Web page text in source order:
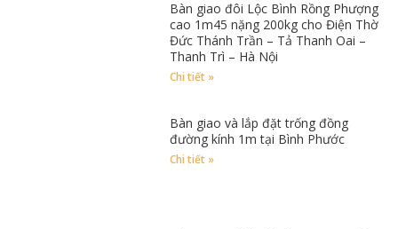
Bàn giao đôi Lộc Bình Rồng Phượng
cao 1m45 nặng 200kg cho Điện Thờ
Đức Thánh Trần – Tả Thanh Oai –
Thanh Trì – Hà Nội
Chi tiết »
Bàn giao và lắp đặt trống đồng
đường kính 1m tại Bình Phước
Chi tiết »